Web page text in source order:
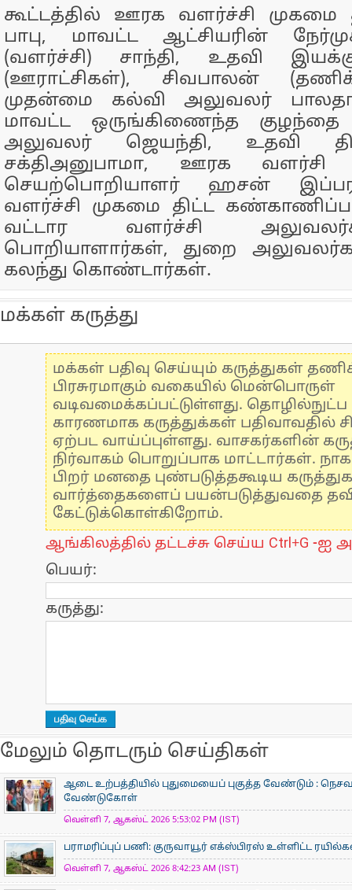
கூட்டத்தில் ஊரக வளர்ச்சி முகமை
பாபு, மாவட்ட ஆட்சியரின்
(வளர்ச்சி) சாந்தி, உதவி
(ஊராட்சிகள்), சிவபாலன்
முதன்மை கல்வி அலுவலர்
மாவட்ட ஒருங்கிணைந்த குழந்தை
அலுவலர் ஜெயந்தி, உதவி
சக்திஅனுபாமா, ஊரக வளர்சி
செயற்பொறியாளர் ஹசன்
வளர்ச்சி முகமை திட்ட
வட்டார வளர்ச்சி
பொறியாளார்கள், துறை
கலந்து கொண்டார்கள்.
மக்கள் கருத்து
மக்கள் பதிவு செய்யும் கருத்துகள்
பிரசுரமாகும் வகையில் மென்பொருள்
வடிவமைக்கப்பட்டுள்ளது.
காரணமாக கருத்துக்கள் பதிவாவதில்
ஏற்பட வாய்ப்புள்ளது. வாசகர்களின்
நிர்வாகம் பொறுப்பாக மாட்டார்கள்.
பிறர் மனதை புண்படுத்தகூடிய
வார்த்தைகளைப் பயன்படுத்துவதை
கேட்டுக்கொள்கிறோம்.
ஆங்கிலத்தில் தட்டச்சு செய்ய Ctrl+G -ஐ
பெயர்:
கருத்து:
மேலும் தொடரும் செய்திகள்
ஆடை உற்பத்தியில் புதுமையைப் புகுத்த வேண்டும் :
வேண்டுகோள்
வெள்ளி 7, ஆகஸ்ட் 2026 5:53:02 PM (IST)
பராமரிப்புப் பணி: குருவாயூர் எக்ஸ்பிரஸ் உள்ளிட்ட
வெள்ளி 7, ஆகஸ்ட் 2026 8:42:23 AM (IST)